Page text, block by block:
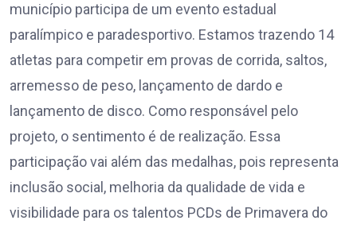
município participa de um evento estadual
paralímpico e paradesportivo. Estamos trazendo 14
atletas para competir em provas de corrida, saltos,
arremesso de peso, lançamento de dardo e
lançamento de disco. Como responsável pelo
projeto, o sentimento é de realização. Essa
participação vai além das medalhas, pois representa
inclusão social, melhoria da qualidade de vida e
visibilidade para os talentos PCDs de Primavera do